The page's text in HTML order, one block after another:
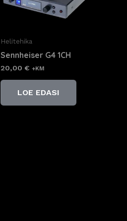
Helitehika
Sennheiser G4 1CH
20,00 € +KM
LOE EDASI